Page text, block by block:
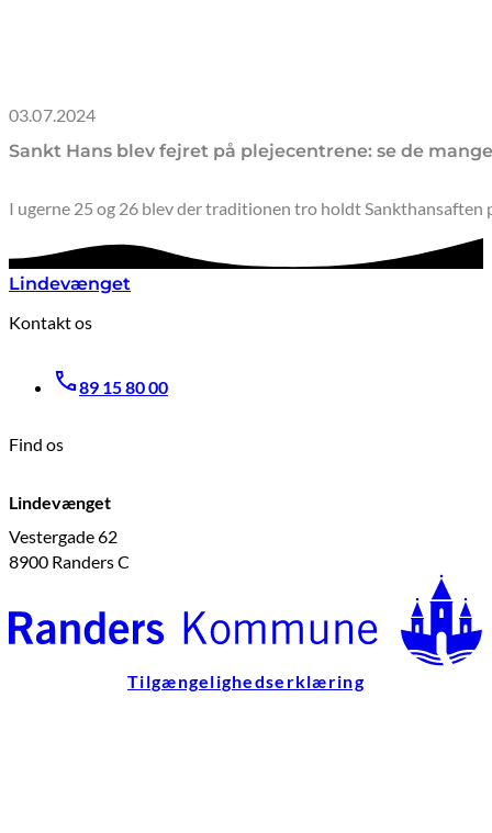
03.07.2024
Sankt Hans blev fejret på plejecentrene: se de
I ugerne 25 og 26 blev der traditionen tro holdt Sankthansaften
Lindevænget
Kontakt os
89 15 80 00
Find os
Lindevænget
Vestergade 62
8900 Randers C
Tilgængelighedserklæring